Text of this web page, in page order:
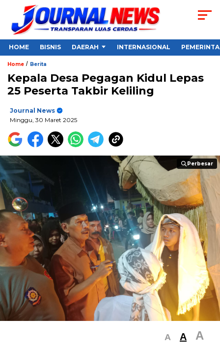
HOME BISNIS DAERAH INTERNASIONAL
Home / Berita
Kepala Desa Pegagan Kidul Lepas
25 Peserta Takbir Keliling
Journal News
Minggu, 30 Maret 2025
Perbesar
Perbesar
A A A